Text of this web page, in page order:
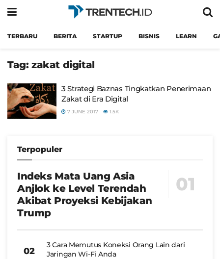
TERBARU BERITA STARTUP BISNIS LEARN
Tag: zakat digital
3 Strategi Baznas Tingkatkan Penerimaan
Zakat di Era Digital
7 JUNE 2017 1.5K
Terpopuler
Indeks Mata Uang Asia
Anjlok ke Level Terendah
Akibat Proyeksi Kebijakan
Trump
3 Cara Memutus Koneksi Orang Lain dari
Jaringan Wi-Fi Anda